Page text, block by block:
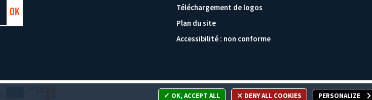
Téléchargement de logos
Plan du site
Accessibilité : non conforme
OK, ACCEPT ALL DENY ALL COOKIES PERSONALIZE